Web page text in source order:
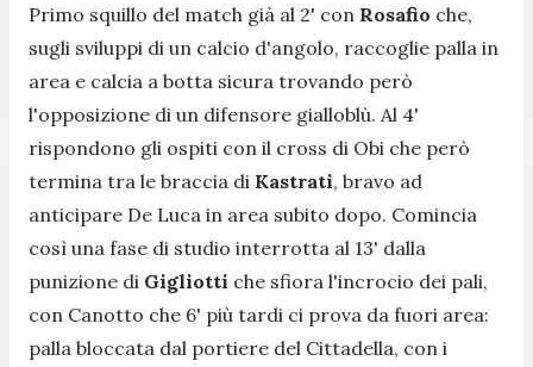
Primo squillo del match già al 2' con Rosafio che,
sugli sviluppi di un calcio d'angolo, raccoglie palla in
area e calcia a botta sicura trovando però
l'opposizione di un difensore gialloblù. Al 4'
rispondono gli ospiti con il cross di Obi che però
termina tra le braccia di Kastrati, bravo ad
anticipare De Luca in area subito dopo. Comincia
così una fase di studio interrotta al 13' dalla
punizione di Gigliotti che sfiora l'incrocio dei pali,
con Canotto che 6' più tardi ci prova da fuori area:
palla bloccata dal portiere del Cittadella, con i